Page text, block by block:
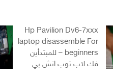
Hp Pavilion Dv6-7xxx
laptop disassemble For
beginners – للمبتدأين
فك لاب توب اتش بي